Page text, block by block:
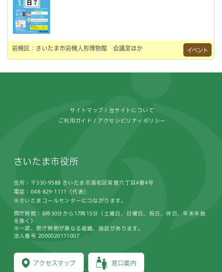
岩槻区：さいたま市岩槻人形博物館 会議室ほか イベント
サイトマップ 当サイトについて
ご利用ガイド アクセシビリティポリシー
さいたま市役所
住所：〒330-9588 さいたま市浦和区常盤六丁目4番4号
電話：048-829-1111（代表）
※さいたまコールセンターにつながります。
アクセスマップ 窓口案内
開庁時間：8時30分から17時15分（土曜日、日曜日、祝日、休日、年末年始
を除く）
※一部、開庁時間が異なる組織、施設があります。
法人番号 2000020111007